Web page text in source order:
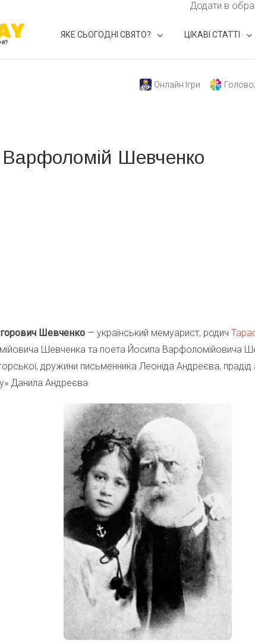
Додати в
ЯКЕ СЬОГОДНІ СВЯТО? ЦІКАВІ СТАТТІ
Онлайн Ігри
Шевченко
Шевченко — український мемуарист, родич
Шевченка та поета Йосипа Варфоломійовича
дружини письменника Леоніда Андреєва,
Данила Андреєва.